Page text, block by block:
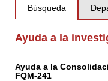
Búsqueda
Ayuda a la
Ayuda a la
FQM-241